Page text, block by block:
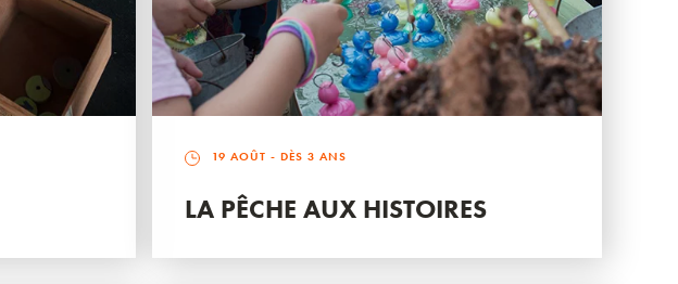
19 AOÛT - DÈS 3 ANS
LA PÊCHE AUX HISTOIRES